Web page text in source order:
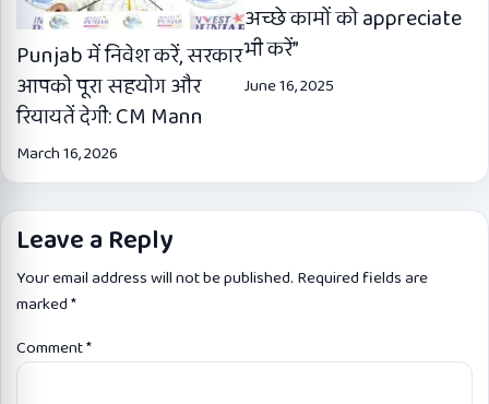
Punjab में निवेश करें, सरकार
आपको पूरा सहयोग और
रियायतें देगी: CM Mann
March 16, 2026
अच्छे कामों को appreciate
भी करें”
June 16, 2025
Leave a Reply
Your email address will not be published. Required fields are
marked*
Comment*